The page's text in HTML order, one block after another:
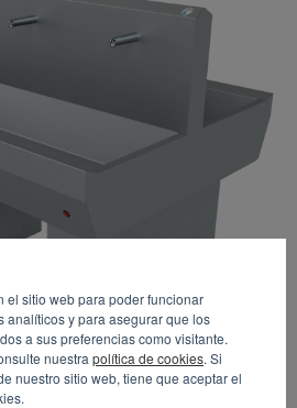
el sitio web para poder funcionar
analíticos y para asegurar que los
a sus preferencias como visitante.
nuestra política de cookies. Si
nuestro sitio web, tiene que aceptar el